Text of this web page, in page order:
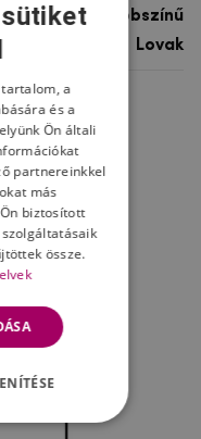
többszínű
Lovak
el
sütiket
a
és a
Ön általi
partnereinkkel
más
biztosított
össze.